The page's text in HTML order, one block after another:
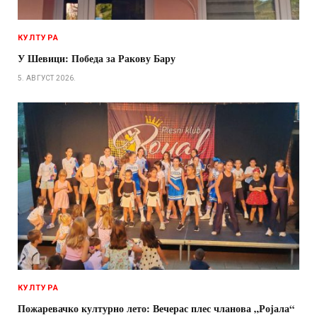
КУЛТУРА
У Шевици: Победа за Ракову Бару
5. АВГУСТ 2026.
КУЛТУРА
Пожаревачко културно лето: Вечерас плес чланова „Ројала“